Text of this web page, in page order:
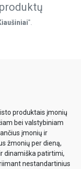
".
produktais įmonių
bei valstybiniam
įmonių ir
žmonių per dieną,
dinamiška patirtimi,
nestandartinius